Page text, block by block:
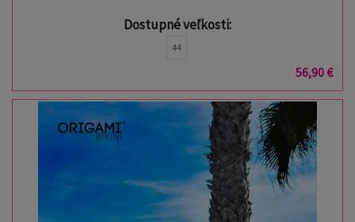
Dostupné veľkosti:
44
56,90 €